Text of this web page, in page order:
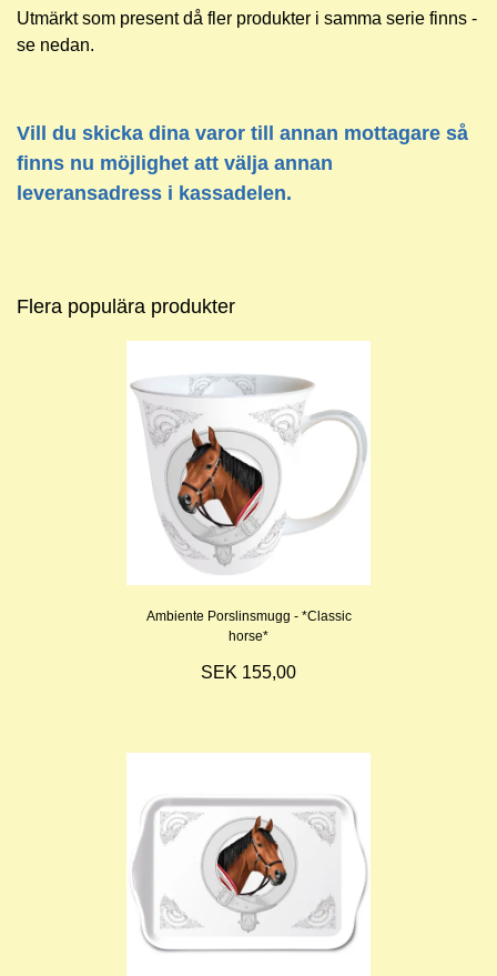
Utmärkt som present då fler produkter i samma serie finns -
se nedan.
Vill du skicka dina varor till annan mottagare så
finns nu möjlighet att välja annan
leveransadress i kassadelen.
Flera populära produkter
Ambiente Porslinsmugg - *Classic
horse*
SEK 155,00